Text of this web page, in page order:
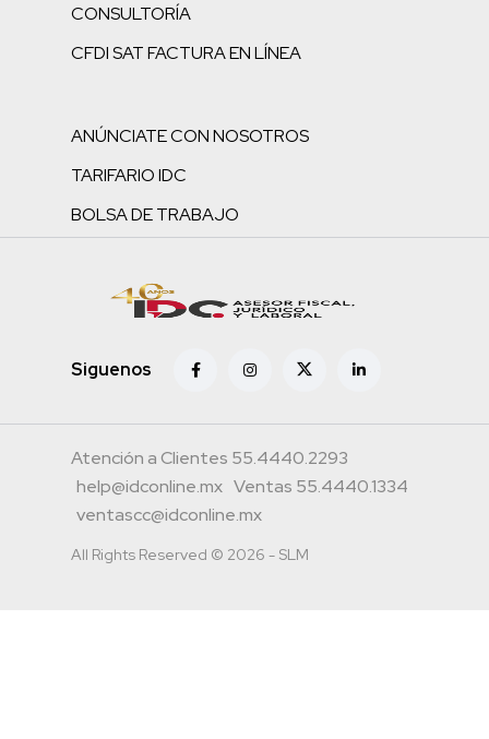
CONSULTORÍA
CFDI SAT FACTURA EN LÍNEA
ANÚNCIATE CON NOSOTROS
TARIFARIO IDC
BOLSA DE TRABAJO
Siguenos
Atención a Clientes 55.4440.2293
help@idconline.mx Ventas 55.4440.1334
ventascc@idconline.mx
All Rights Reserved © 2026 - SLM